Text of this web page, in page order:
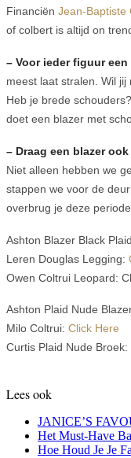
Financiën Jean-Baptiste
of colbert is altijd on
– Voor ieder figuur
meest laat stralen. Wil
Heb je brede
doet een blazer met
– Draag een blazer
Niet alleen hebben we
stappen we voor de
overbrug je deze
Ashton Blazer Black
Leren Douglas Legging:
Owen Coltrui Leopard:
Ashton Plaid Nude
Milo Coltrui: Click Here
Curtis Plaid Nude Broek:
Lees ook
JANICE’S
Het Must-Have
Hoe Houd Je Je